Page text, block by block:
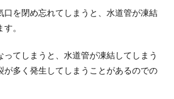
美しい豊かな自然や、ウインタースポーツなども
楽しめ、温泉...
玄関のコンクリートにできたひび割れ
口を閉め忘れてしまうと、水道管が凍結
。
てしまうと、水道管が凍結してしまう
が多く発生してしまうことがあるのでの